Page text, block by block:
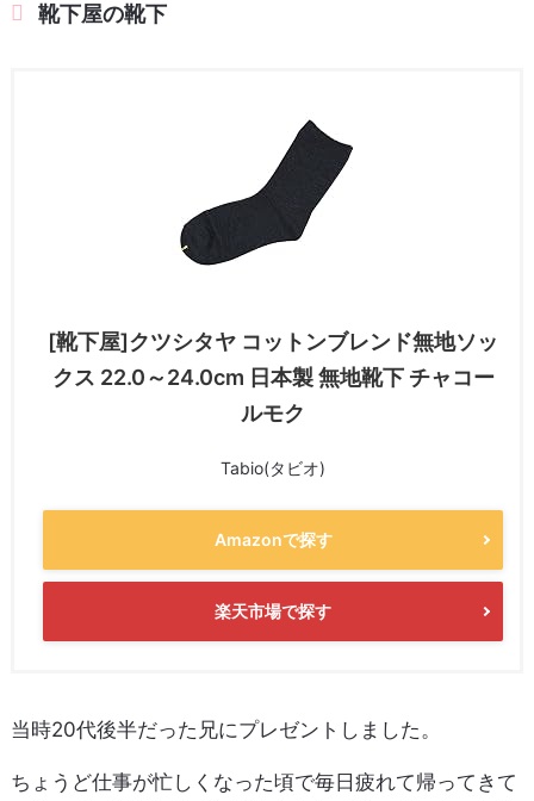
靴下屋の靴下
[靴下屋]クツシタヤ コットンブレンド無地ソッ
クス 22.0～24.0cm 日本製 無地靴下 チャコー
ルモク
Tabio(タビオ)
Amazonで探す
楽天市場で探す
当時20代後半だった兄にプレゼントしました。
ちょうど仕事が忙しくなった頃で毎日疲れて帰ってきて